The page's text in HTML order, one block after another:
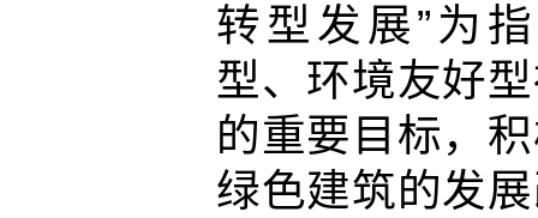
转型发展”为
型、环境友好
的重要目标，
绿色建筑的发